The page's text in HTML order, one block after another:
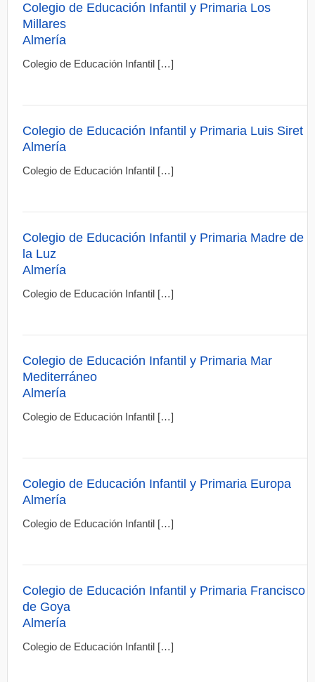
Colegio de Educación Infantil y Primaria Los
Millares
Almería
Colegio de Educación Infantil […]
Colegio de Educación Infantil y Primaria Luis Siret
Almería
Colegio de Educación Infantil […]
Colegio de Educación Infantil y Primaria Madre de
la Luz
Almería
Colegio de Educación Infantil […]
Colegio de Educación Infantil y Primaria Mar
Mediterráneo
Almería
Colegio de Educación Infantil […]
Colegio de Educación Infantil y Primaria Europa
Almería
Colegio de Educación Infantil […]
Colegio de Educación Infantil y Primaria Francisco
de Goya
Almería
Colegio de Educación Infantil […]